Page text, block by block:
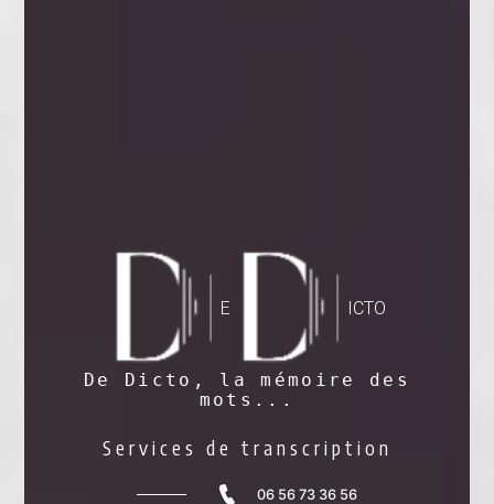
E ICTO
De Dicto, la mémoire des
mots...
Services de transcription
06 56 73 36 56